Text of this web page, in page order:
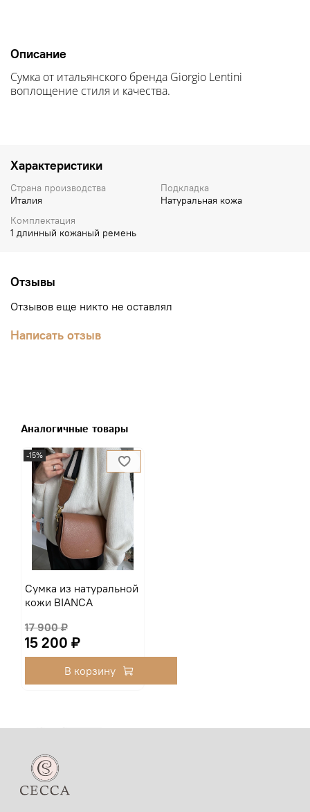
Описание
Сумка от итальянского бренда Giorgio Lentini
воплощение стиля и качества.
Характеристики
Страна производства
Италия
Подкладка
Натуральная кожа
Комплектация
1 длинный кожаный ремень
Отзывы
Отзывов еще никто не оставлял
Написать отзыв
Аналогичные товары
-15%
Сумка из натуральной
кожи BIANCA
17 900 ₽
15 200 ₽
В корзину